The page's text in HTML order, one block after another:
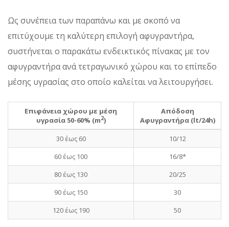
Ως συνέπεια των παραπάνω και με σκοπό να
επιτύχουμε τη καλύτερη επιλογή αφυγραντήρα,
συστήνεται ο παρακάτω ενδεικτικός πίνακας με τον
αφυγραντήρα ανά τετραγωνικό χώρου και το επίπεδο
μέσης υγρασίας στο οποίο καλείται να λειτουργήσει.
Επιφάνεια χώρου με μέση
υγρασία 50-60% (m2)
Απόδοση
Αφυγραντήρα (lt/24h)
30 έως 60
10/12
60 έως 100
16/8*
80 έως 130
20/25
90 έως 150
30
120 έως 190
50